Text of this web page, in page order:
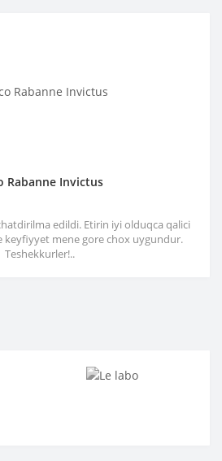
Rabanne Invictus
edildi. Etirin iyi olduqca qalici
keyfiyyet mene gore chox uygundur.
Teshekkurler!..